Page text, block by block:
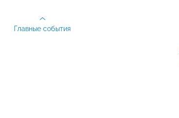
Главные события